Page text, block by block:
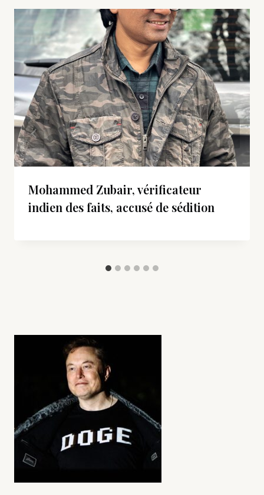
Mohammed Zubair, vérificateur
indien des faits, accusé de sédition